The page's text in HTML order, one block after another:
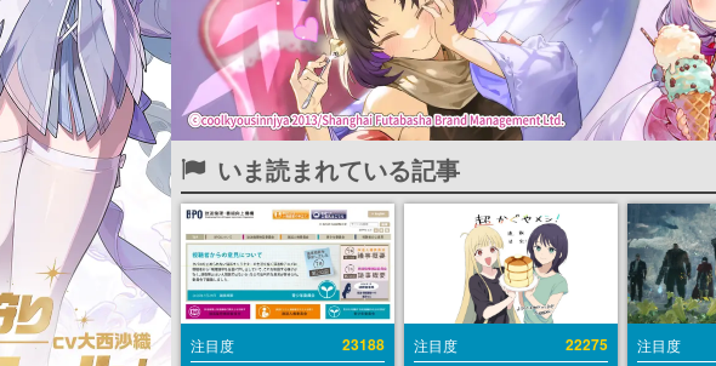
いま読まれている記事
注目度 23188 注目度 22275 注目度